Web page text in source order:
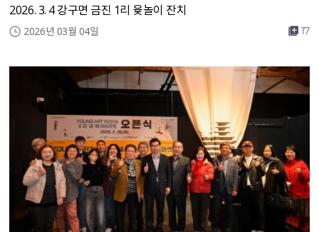
2026. 3. 4 강구면 금진 1리 윷놀이 잔치
2026년 03월 04일 17